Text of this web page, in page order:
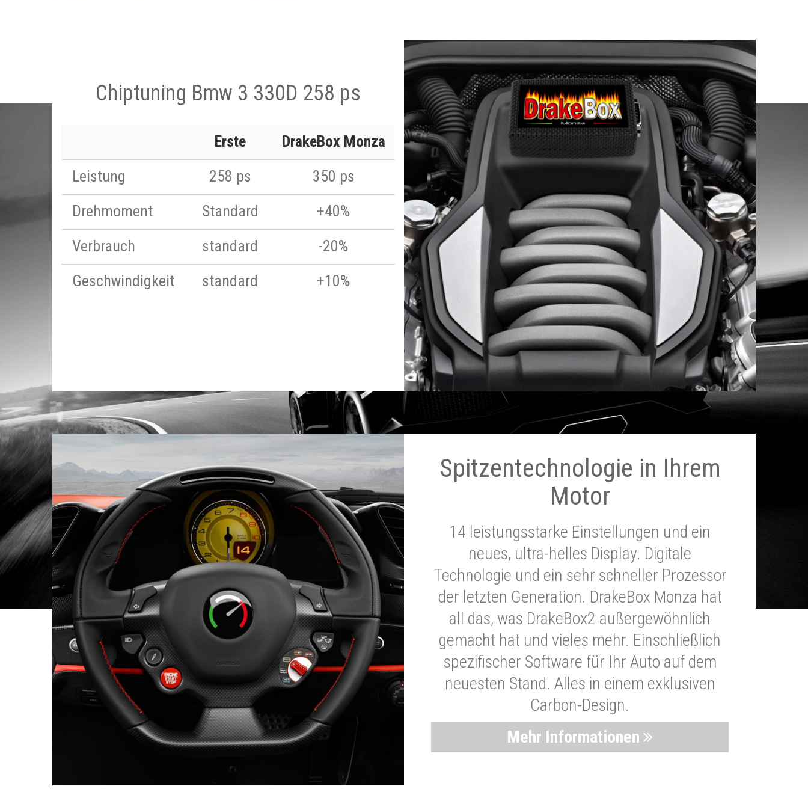
Chiptuning Bmw 3 330D 258 ps
Erste
DrakeBox Monza
Leistung
258 ps
350 ps
Drehmoment
Standard
+40%
Verbrauch
standard
-20%
Geschwindigkeit
standard +10%
Spitzentechnologie in Ihrem
Motor
14 leistungsstarke Einstellungen und ein
neues, ultra-helles Display. Digitale
Technologie und ein sehr schneller Prozessor
der letzten Generation. DrakeBox Monza hat
all das, was DrakeBox2 außergewöhnlich
gemacht hat und vieles mehr. Einschließlich
spezifischer Software für Ihr Auto auf dem
neuesten Stand. Alles in einem exklusiven
Carbon-Design.
Mehr Informationen